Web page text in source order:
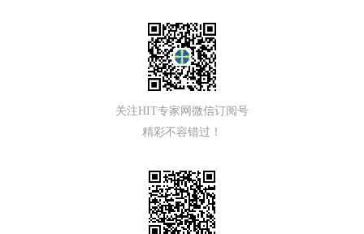
关注HIT专家网微信订阅号
精彩不容错过！